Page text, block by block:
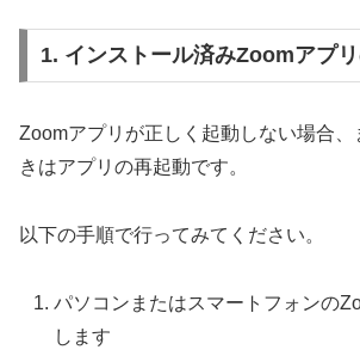
1. インストール済みZoomアプ
Zoomアプリが正しく起動しない場合
きはアプリの再起動です。
以下の手順で行ってみてください。
パソコンまたはスマートフォンの
します